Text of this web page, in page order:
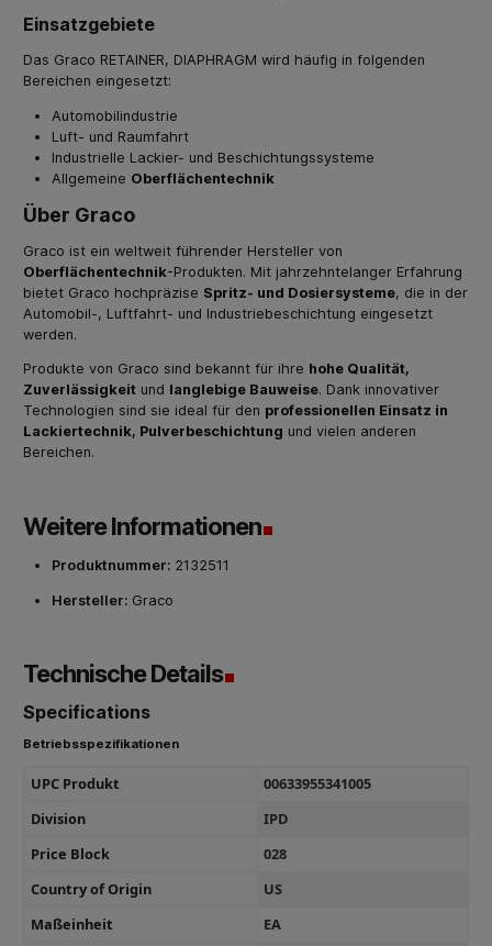
Einsatzgebiete
Das Graco RETAINER, DIAPHRAGM wird häufig in folgenden
Bereichen eingesetzt:
Automobilindustrie
Luft- und Raumfahrt
Industrielle Lackier- und Beschichtungssysteme
Allgemeine Oberflächentechnik
Über Graco
Graco ist ein weltweit führender Hersteller von
Oberflächentechnik-Produkten. Mit jahrzehntelanger Erfahrung
bietet Graco hochpräzise Spritz- und Dosiersysteme, die in der
Automobil-, Luftfahrt- und Industriebeschichtung eingesetzt
werden.
Produkte von Graco sind bekannt für ihre hohe Qualität,
Zuverlässigkeit und langlebige Bauweise. Dank innovativer
Technologien sind sie ideal für den professionellen Einsatz in
Lackiertechnik, Pulverbeschichtung und vielen anderen
Bereichen.
Weitere Informationen
Produktnummer: 2132511
Hersteller: Graco
Technische Details
Specifications
Betriebsspezifikationen
UPC Produkt
00633955341005
Division
IPD
Price Block
028
Country of Origin
US
Maßeinheit
EA